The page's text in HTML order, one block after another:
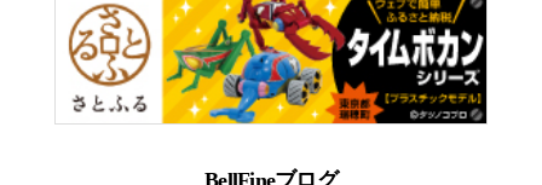
BellFineブログ